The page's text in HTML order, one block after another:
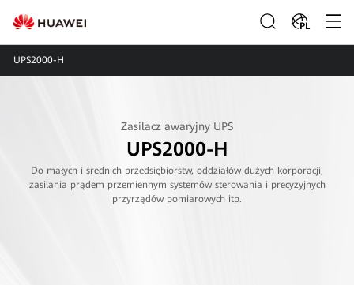
PL
UPS2000-H
Zasilacz awaryjny UPS
UPS2000-H
Do małych i średnich przedsiębiorstw, oddziałów dużych korporacji,
zasilania prądem przemiennym systemów sterowania i precyzyjnych
przyrządów pomiarowych itp.